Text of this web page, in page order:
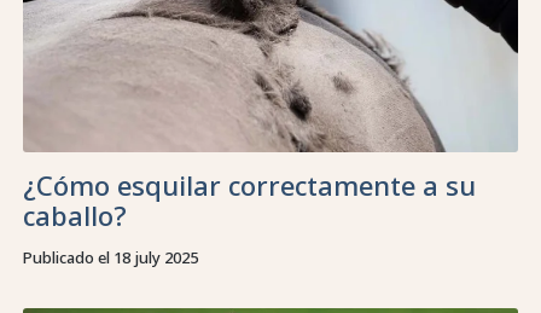
¿Cómo esquilar correctamente a su
caballo?
Publicado el 18 july 2025